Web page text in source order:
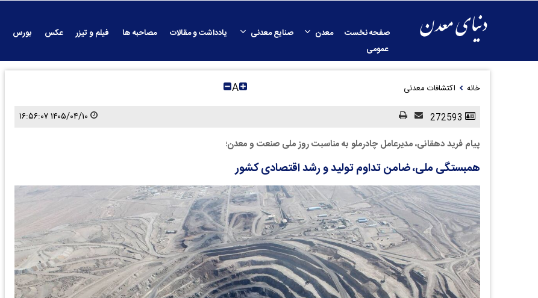
صفحه نخست معدن صنایع معدنی یادداشت و مقالات مصاحبه ها فیلم و تیزر عکس بورس
عمومی
خانه اکتشافات معدنی A
۱۴۰۵/۰۴/۱۰ ۱۶:۵۶:۰۷
پیام فرید دهقانی، مدیرعامل چادرملو به مناسبت روز ملی صنعت و معدن؛
همبستگی ملی، ضامن تداوم تولید و رشد اقتصادی کشور